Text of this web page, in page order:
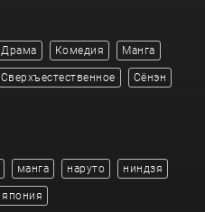
Драма Комедия Манга
Сверхъестественное Сёнэн
манга наруто ниндзя
япония